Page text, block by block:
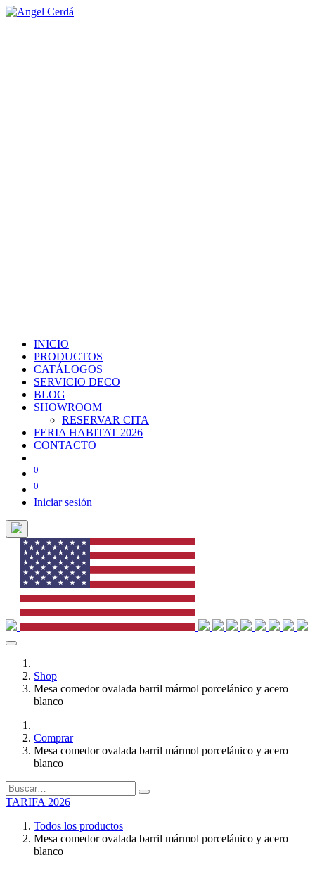
INICIO
PRODUCTOS
CATÁLOGOS
SERVICIO DECO
BLOG
SHOWROOM
RESERVAR CITA
FERIA HABITAT 2026
CONTACTO
0
0
Iniciar sesión
Shop
Mesa comedor ovalada barril mármol porcelánico y acero
blanco
Comprar
Mesa comedor ovalada barril mármol porcelánico y acero
blanco
TARIFA 2026
Todos los productos
Mesa comedor ovalada barril mármol porcelánico y acero
blanco